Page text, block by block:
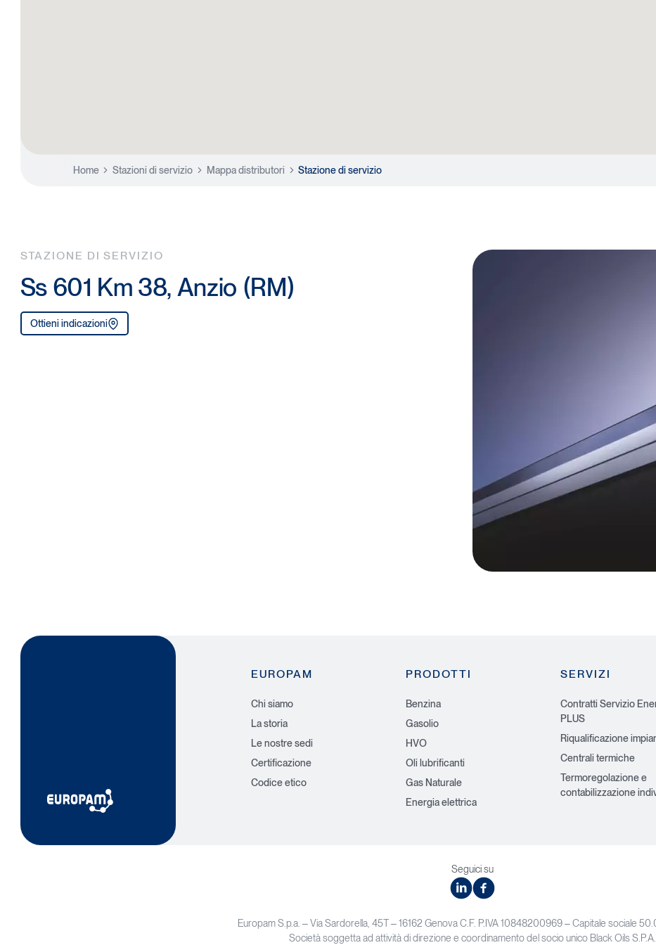
Home Stazioni di servizio Mappa distributori Stazione di servizio
STAZIONE DI SERVIZIO
Ss 601 Km 38, Anzio (RM)
Ottieni indicazioni
EUROPAM
Chi siamo
La storia
Le nostre sedi
Certificazione
Codice etico
PRODOTTI
Benzina
Gasolio
HVO
Oli lubrificanti
Gas Naturale
Energia elettrica
SERVIZI
Contratti Servizio
PLUS
Riqualificazione
Centrali termiche
Termoregolazione e
contabilizzazione
Seguici su
linkedinfacebook
Europam S.p.a. – Via Sardorella, 45T – 16162 Genova C.F. P.IVA 10848200969 – Capitale sociale
Società soggetta ad attività di direzione e coordinamento del socio unico Black Oils S.P.A.